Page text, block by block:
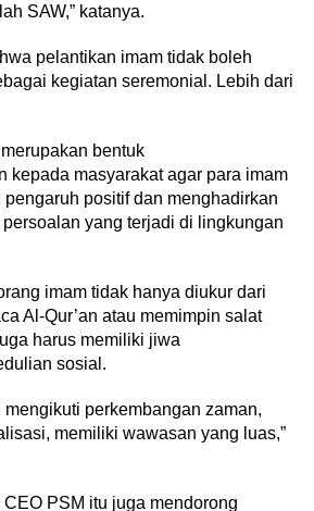
SAW,” katanya.
pelantikan imam tidak boleh
kegiatan seremonial. Lebih dari
bentuk
kepada masyarakat agar para imam
positif dan menghadirkan
yang terjadi di lingkungan
imam tidak hanya diukur dari
Al-Qur’an atau memimpin salat
harus memiliki jiwa
sosial.
mengikuti perkembangan zaman,
memiliki wawasan yang luas,”
PSM itu juga mendorong